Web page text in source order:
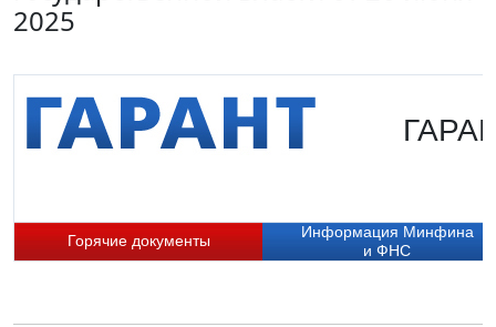
2025
Горячие документы
Информация Минфина
и ФНС